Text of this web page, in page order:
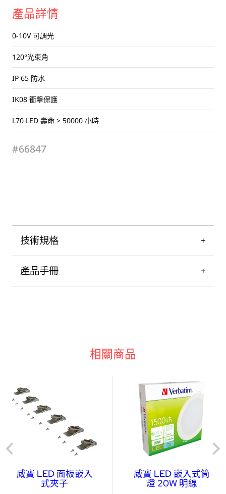
產品詳情
0-10V 可調光
120°光束角
IP 65 防水
IK08 衝擊保護
L70 LED 壽命 > 50000 小時
#66847
技術規格
產品手冊
相關商品
威寶 LED 面板嵌入
式夾子
威寶 LED 嵌入式筒
燈 20W 明線